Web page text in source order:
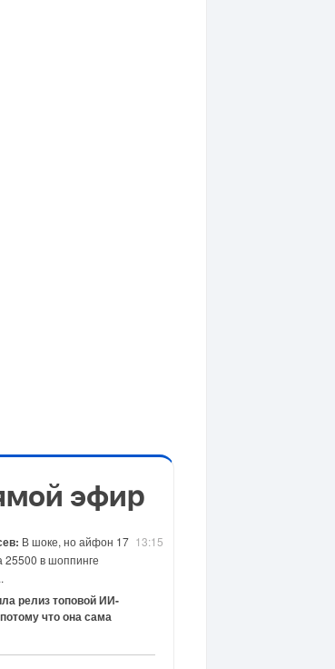
эфир
13:15
В шоке, но айфон 17
25500 в шоппинге
релиз топовой ИИ-
что она сама